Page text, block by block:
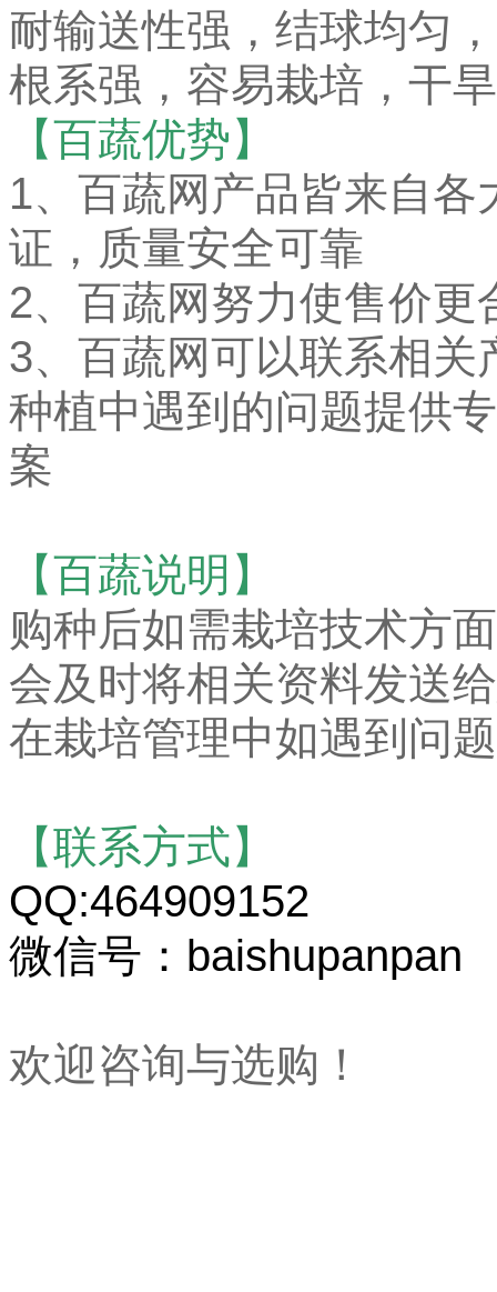
耐输送性强，结球均匀
根系强，容易栽培，干
【百蔬优势】
1、 百蔬网产品皆来自各
证，质量安全可靠
2、百蔬网努力使售价
3、百蔬网可以联系相
种植中遇到的问题提供
案
【百蔬说明】
购种后如需栽培技术方
会及时将相关资料发送
在栽培管理中如遇到问
【联系方式】
QQ:464909152
微信号：baishupanpan
欢迎咨询与选购！